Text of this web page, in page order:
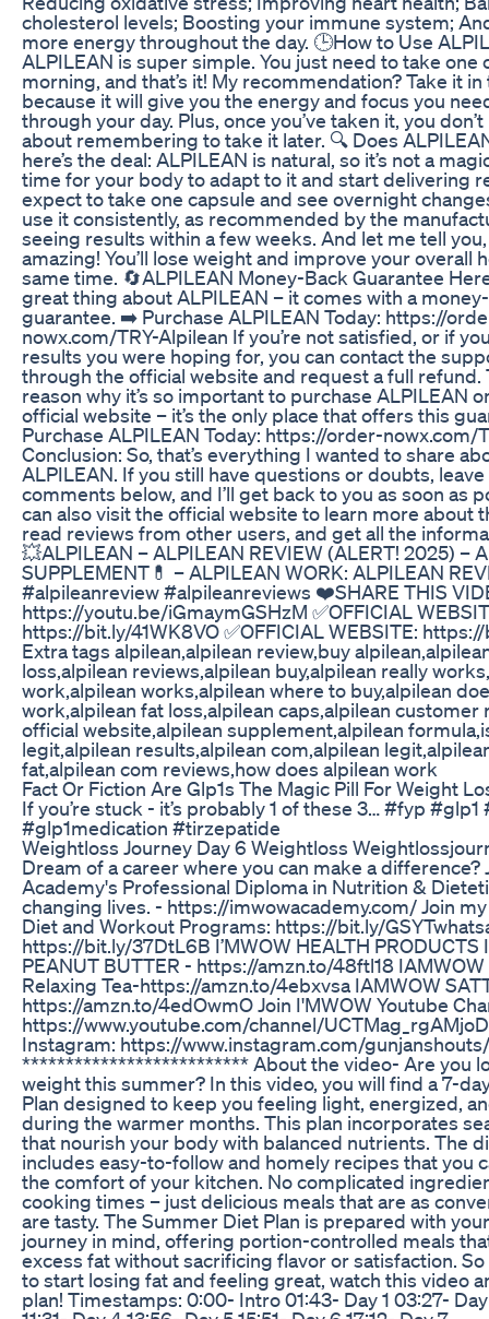
cholesterol levels; Boosting your immune system;
more energy throughout the day. 🕒How to Use
ALPILEAN is super simple. You just need to take one
morning, and that’s it! My recommendation? Take it
because it will give you the energy and focus you
through your day. Plus, once you’ve taken it, you
about remembering to take it later. 🔍 Does
here’s the deal: ALPILEAN is natural, so it’s not a
time for your body to adapt to it and start delivering
expect to take one capsule and see overnight
use it consistently, as recommended by the
seeing results within a few weeks. And let me tell
amazing! You’ll lose weight and improve your overall
same time. 🔄ALPILEAN Money-Back Guarantee
great thing about ALPILEAN – it comes with a
guarantee. ➡️ Purchase ALPILEAN Today: https://
nowx.com/TRY-Alpilean If you’re not satisfied, or if
results you were hoping for, you can contact the
through the official website and request a full refund.
reason why it’s so important to purchase ALPILEAN
official website – it’s the only place that offers this
Purchase ALPILEAN Today: https://order-nowx.com/
Conclusion: So, that’s everything I wanted to share
ALPILEAN. If you still have questions or doubts,
comments below, and I’ll get back to you as soon as
can also visit the official website to learn more about
read reviews from other users, and get all the
💥ALPILEAN – ALPILEAN REVIEW (ALERT! 2025) –
SUPPLEMENT💊 – ALPILEAN WORK: ALPILEAN
#alpileanreview #alpileanreviews ❤️SHARE THIS
https://youtu.be/iGmaymGSHzM ✅OFFICIAL
https://bit.ly/41WK8VO ✅OFFICIAL WEBSITE:
Extra tags alpilean,alpilean review,buy
loss,alpilean reviews,alpilean buy,alpilean really
work,alpilean works,alpilean where to buy,alpilean
work,alpilean fat loss,alpilean caps,alpilean customer
official website,alpilean supplement,alpilean
legit,alpilean results,alpilean com,alpilean
fat,alpilean com reviews,how does alpilean work
Fact Or Fiction Are Glp1s The Magic Pill For Weight
If you’re stuck - it’s probably 1 of these 3… #fyp
#glp1medication #tirzepatide
Weightloss Journey Day 6 Weightloss
Dream of a career where you can make a difference?
Academy's Professional Diploma in Nutrition &
changing lives. - https://imwowacademy.com/ Join
Diet and Workout Programs: https://bit.ly/
https://bit.ly/37DtL6B I’MWOW HEALTH PRODUCTS
PEANUT BUTTER - https://amzn.to/48ftl18
Relaxing Tea-https://amzn.to/4ebxvsa IAMWOW
https://amzn.to/4edOwmO Join I'MWOW Youtube
https://www.youtube.com/channel/
Instagram: https://www.instagram.com/gunjanshouts/
************************** About the video- Are you
weight this summer? In this video, you will find a 7-
Plan designed to keep you feeling light, energized,
during the warmer months. This plan incorporates
that nourish your body with balanced nutrients. The
includes easy-to-follow and homely recipes that you
the comfort of your kitchen. No complicated
cooking times – just delicious meals that are as
are tasty. The Summer Diet Plan is prepared with
journey in mind, offering portion-controlled meals
excess fat without sacrificing flavor or satisfaction.
to start losing fat and feeling great, watch this video
plan! Timestamps: 0:00- Intro 01:43- Day 1 03:27-